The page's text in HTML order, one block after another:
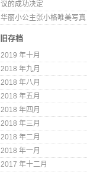
议的成功决定
华丽小公主张小格唯美写真
旧存档
2019 年十月
2018 年九月
2018 年八月
2018 年五月
2018 年四月
2018 年三月
2018 年二月
2018 年一月
2017 年十二月